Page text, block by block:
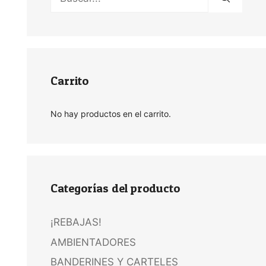
Carrito
No hay productos en el carrito.
Categorías del producto
¡REBAJAS!
AMBIENTADORES
BANDERINES Y CARTELES